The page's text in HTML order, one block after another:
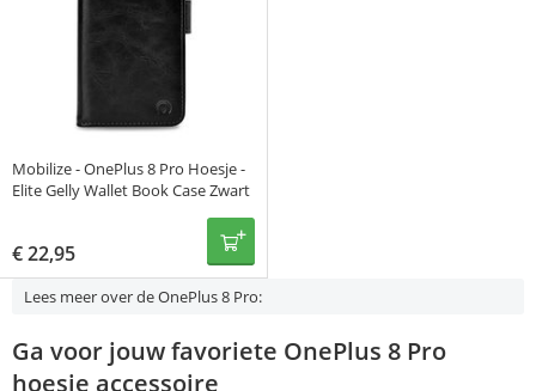
Mobilize - OnePlus 8 Pro Hoesje -
Elite Gelly Wallet Book Case Zwart
€22,95
Lees meer over de OnePlus 8 Pro:
Ga voor jouw favoriete OnePlus 8 Pro
hoesje accessoire